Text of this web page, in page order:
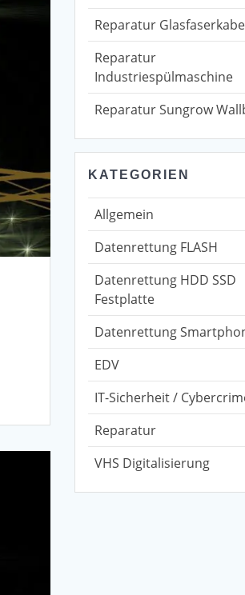
Reparatur
Reparatur
Industriespülmaschine
Reparatur Sungrow
KATEGORIEN
Allgemein
Datenrettung FLASH
Datenrettung HDD SSD
Festplatte
Datenrettung
EDV
IT-Sicherheit /
Reparatur
VHS Digitalisierung